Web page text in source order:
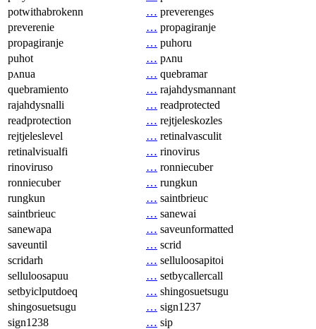
potwithabrokenn
… preverenges
preverenie
… propagiranje
propagiranje
… puhoru
puhot
… pʌnu
pʌnua
… quebramar
quebramiento
… rajahdysmannant
rajahdysnalli
… readprotected
readprotection
… rejtjeleskozles
rejtjeleslevel
… retinalvasculit
retinalvisualfi
… rinovirus
rinoviruso
… ronniecuber
ronniecuber
… rungkun
rungkun
… saintbrieuc
saintbrieuc
… sanewai
sanewapa
… saveunformatted
saveuntil
… scrid
scridarh
… selluloosapitoi
selluloosapuu
… setbycallercall
setbyiclputdoeq
… shingosuetsugu
shingosuetsugu
… sign1237
sign1238
… sip